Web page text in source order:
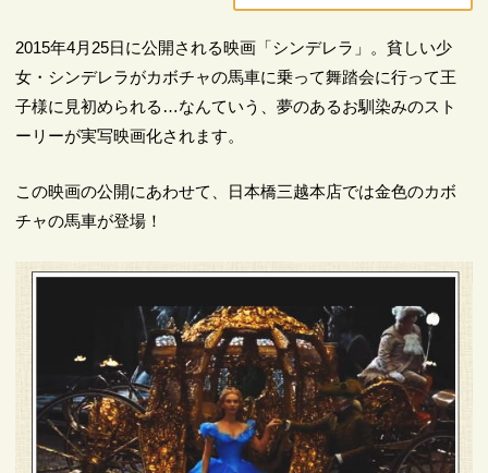
2015年4月25日に公開される映画「シンデレラ」。貧しい少
女・シンデレラがカボチャの馬車に乗って舞踏会に行って王
子様に見初められる…なんていう、夢のあるお馴染みのスト
ーリーが実写映画化されます。
この映画の公開にあわせて、日本橋三越本店では金色のカボ
チャの馬車が登場！